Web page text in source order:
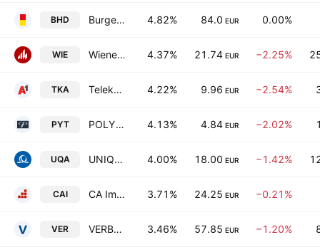
BHD Burgenland Holding AG 4.82% 84.0 EUR 0.00%
WIE Wienerberger AG 4.37% 21.74 EUR −2.25%
TKA Telekom Austria AG 4.22% 9.96 EUR −2.54%
PYT POLYTEC HOLDING AG 4.13% 4.84 EUR −2.02%
UQA UNIQA Insurance Group AG 4.00% 18.00 EUR −1.42%
CAI CA Immobilien Anlagen AG 3.71% 24.25 EUR −0.21%
VER VERBUND AG Class A 3.46% 57.85 EUR −1.20%